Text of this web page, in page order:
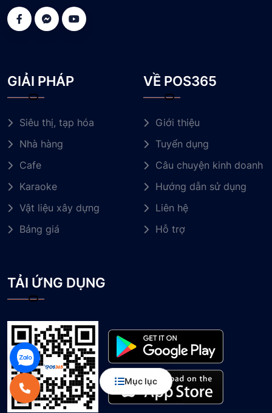
Mục lục
GIẢI PHÁP
Siêu thị, tạp hóa
Nhà hàng
Cafe
Karaoke
Vật liệu xây dựng
Bảng giá
VỀ POS365
Giới thiệu
Tuyển dụng
Câu chuyện kinh doanh
Hướng dẫn sử dụng
Liên hệ
Hỗ trợ
TẢI ỨNG DỤNG